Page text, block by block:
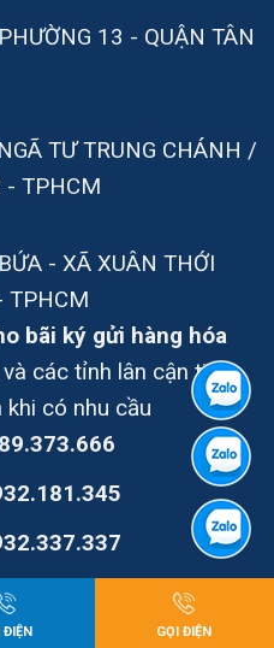
13 - QUẬN TÂN
TƯ TRUNG CHÁNH /
- TPHCM
- XÃ XUÂN THỚI
TPHCM
bãi ký gửi hàng hóa
các tỉnh lân cận tiện
khi có nhu cầu
ĐIỆN GỌI ĐIỆN